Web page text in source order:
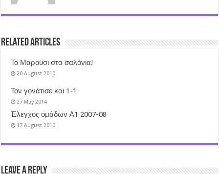
Related Articles
Το Μαρούσι στα σαλόνια!
20 August 2010
Τον γονάτισε και 1-1
27 May 2014
Έλεγχος ομάδων Α1 2007-08
17 August 2010
Leave a Reply